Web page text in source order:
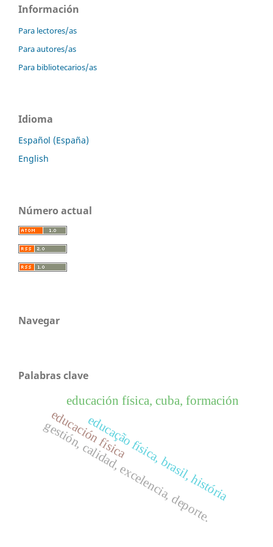
Información
Para lectores/as
Para autores/as
Para bibliotecarios/as
Idioma
Español (España)
English
Número actual
Navegar
Palabras clave
educación física
educación física, cuba, formación
educação física, brasil, história
gestión, calidad, excelencia, deporte.